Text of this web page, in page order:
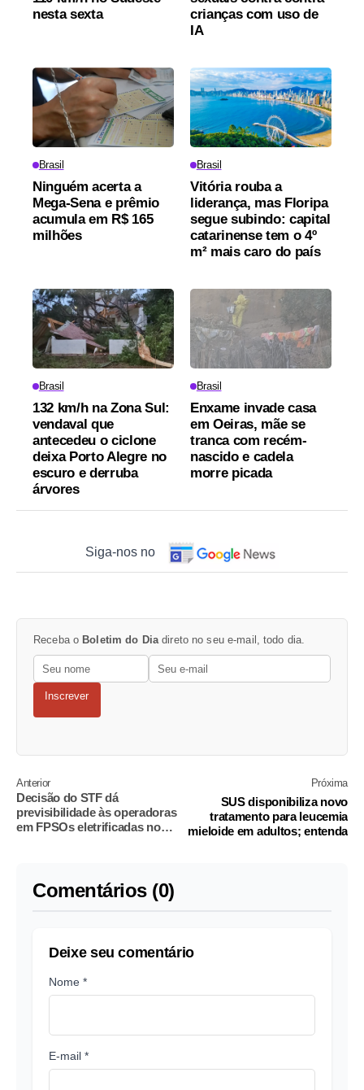
nesta sexta
crianças com uso de
IA
Brasil
Ninguém acerta a
Mega-Sena e prêmio
acumula em R$ 165
milhões
Brasil
Vitória rouba a
liderança, mas Floripa
segue subindo: capital
catarinense tem o 4º
m² mais caro do país
Brasil
132 km/h na Zona Sul:
vendaval que
antecedeu o ciclone
deixa Porto Alegre no
escuro e derruba
árvores
Brasil
Enxame invade casa
em Oeiras, mãe se
tranca com recém-
nascido e cadela
morre picada
Siga-nos no
Receba o Boletim do Dia direto no seu e-mail, todo dia.
Inscrever
Anterior
Decisão do STF dá
previsibilidade às operadoras
em FPSOs eletrificadas no
Próxima
SUS disponibiliza novo
tratamento para leucemia
mieloide em adultos; entenda
Comentários (0)
Deixe seu comentário
Nome *
E-mail *